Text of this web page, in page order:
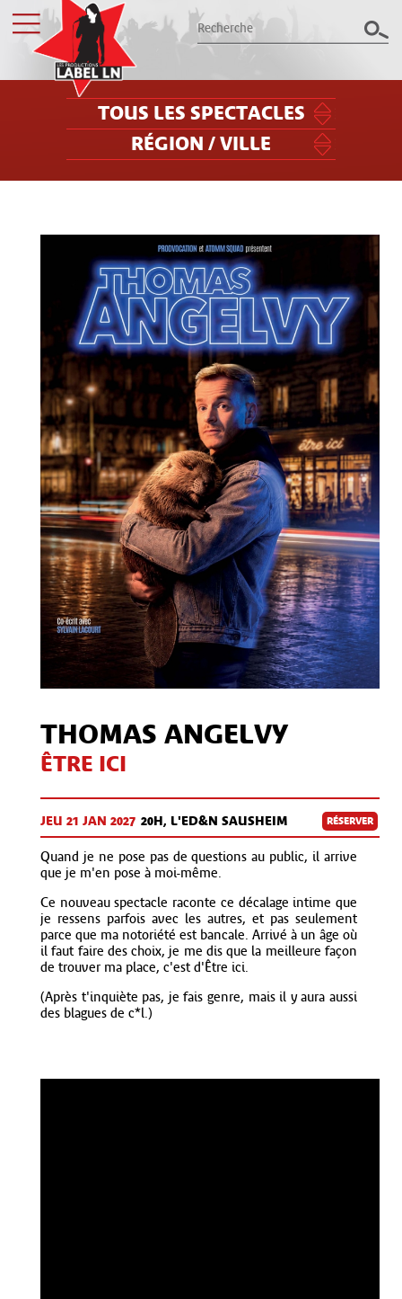
présentent le meilleur des spectacles
Billetterie
Groupes / CSE
Label LN
Archives
Contact
S'inscrire à notre Newsletter
Mon compte Client /
Mon compte CSE
Mentions légales
TOUS LES SPECTACLES
RÉGION / VILLE
THOMAS ANGELVY
ÊTRE ICI
JEU 21 JAN 2027 20H, L'ED&N SAUSHEIM RÉSERVER
Quand je ne pose pas de questions au public, il arrive
que je m'en pose à moi-même.
Ce nouveau spectacle raconte ce décalage intime que
je ressens parfois avec les autres, et pas seulement
parce que ma notoriété est bancale. Arrivé à un âge où
il faut faire des choix, je me dis que la meilleure façon
de trouver ma place, c'est d'Être ici.
(Après t'inquiète pas, je fais genre, mais il y aura aussi
des blagues de c*l.)